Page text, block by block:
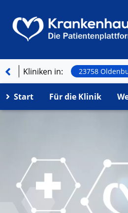
Kliniken in: 23758
Start Für die Klinik